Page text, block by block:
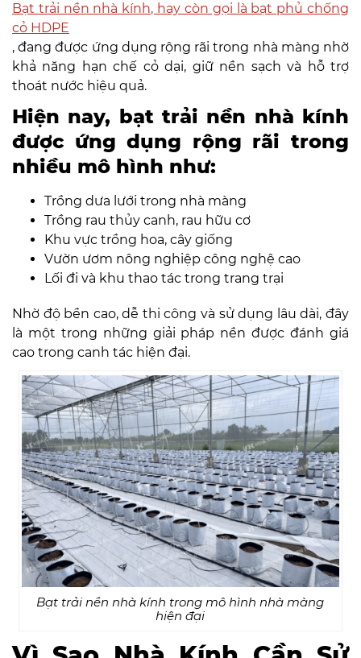
Bạt trải nền nhà kính, hay còn gọi là bạt phủ chống
cỏ HDPE
, đang được ứng dụng rộng rãi trong nhà màng nhờ
khả năng hạn chế cỏ dại, giữ nền sạch và hỗ trợ
thoát nước hiệu quả.
Hiện nay, bạt trải nền nhà kính
được ứng dụng rộng rãi trong
nhiều mô hình như:
Trồng dưa lưới trong nhà màng
Trồng rau thủy canh, rau hữu cơ
Khu vực trồng hoa, cây giống
Vườn ươm nông nghiệp công nghệ cao
Lối đi và khu thao tác trong trang trại
Nhờ độ bền cao, dễ thi công và sử dụng lâu dài, đây
là một trong những giải pháp nền được đánh giá
cao trong canh tác hiện đại.
Bạt trải nền nhà kính trong mô hình nhà màng
hiện đại